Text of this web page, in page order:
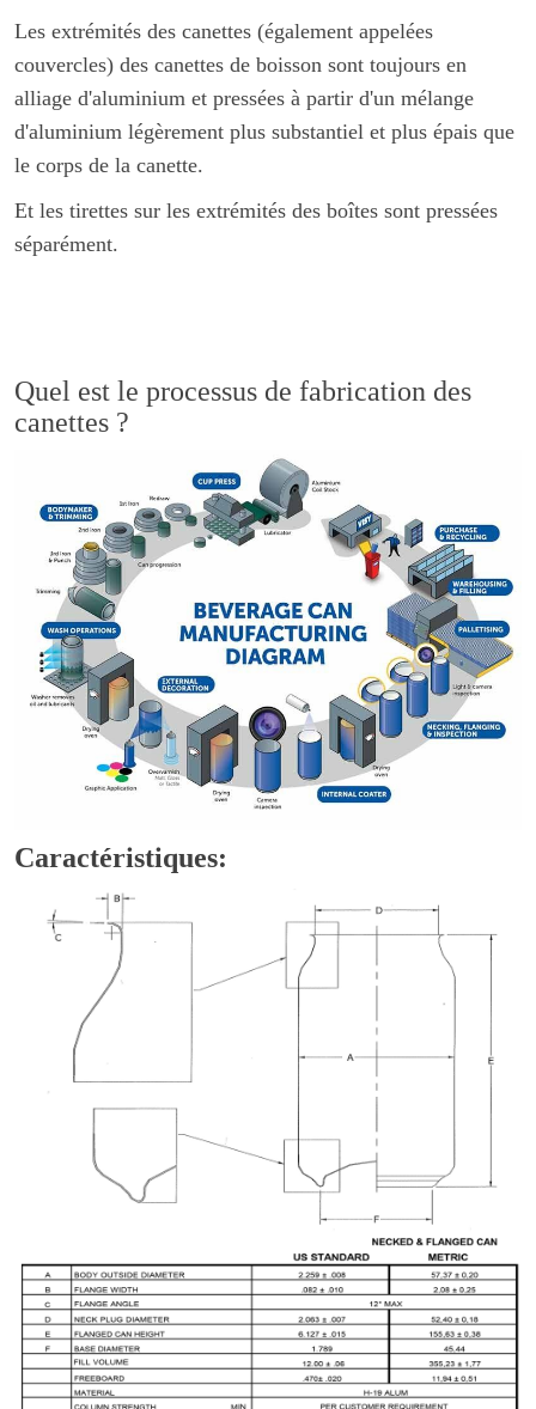
Les extrémités des canettes (également appelées
couvercles) des canettes de boisson sont toujours en
alliage d'aluminium et pressées à partir d'un mélange
d'aluminium légèrement plus substantiel et plus épais que
le corps de la canette.
Et les tirettes sur les extrémités des boîtes sont pressées
séparément.
Quel est le processus de fabrication des
canettes ?
Caractéristiques: